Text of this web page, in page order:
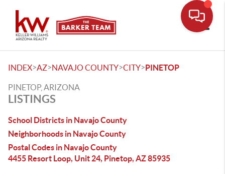
INDEX>AZ>NAVAJO COUNTY>CITY>PINETOP
PINETOP, ARIZONA
LISTINGS
School Districts in Navajo County
Neighborhoods in Navajo County
Postal Codes in Navajo County
4455 Resort Loop, Unit 24, Pinetop, AZ 85935